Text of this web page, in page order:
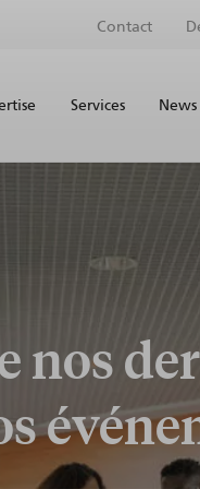
Contact
Services
nos